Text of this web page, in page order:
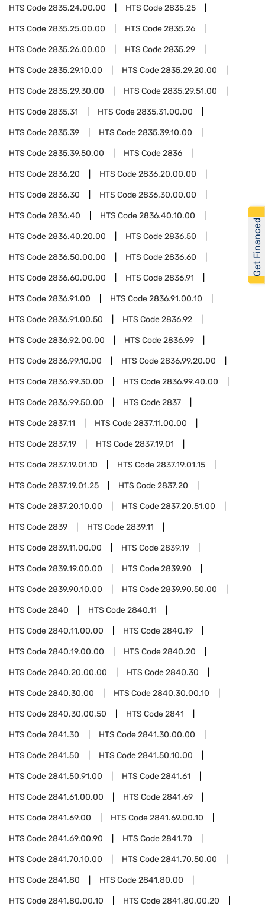
HTS Code2835.24.00.00 HTS Code2835.25
HTS Code2835.25.00.00 HTS Code2835.26
HTS Code2835.26.00.00 HTS Code2835.29
HTS Code2835.29.10.00 HTS Code2835.29.20.00
HTS Code2835.29.30.00 HTS Code2835.29.51.00
HTS Code2835.31 HTS Code2835.31.00.00
HTS Code2835.39 HTS Code2835.39.10.00
HTS Code2835.39.50.00 HTS Code2836
HTS Code2836.20 HTS Code2836.20.00.00
HTS Code2836.30 HTS Code2836.30.00.00
HTS Code2836.40 HTS Code2836.40.10.00
HTS Code2836.40.20.00 HTS Code2836.50
HTS Code2836.50.00.00 HTS Code2836.60
HTS Code2836.60.00.00 HTS Code2836.91
HTS Code2836.91.00 HTS Code2836.91.00.10
HTS Code2836.91.00.50 HTS Code2836.92
HTS Code2836.92.00.00 HTS Code2836.99
HTS Code2836.99.10.00 HTS Code2836.99.20.00
HTS Code2836.99.30.00 HTS Code2836.99.40.00
HTS Code2836.99.50.00 HTS Code2837
HTS Code2837.11 HTS Code2837.11.00.00
HTS Code2837.19 HTS Code2837.19.01
HTS Code2837.19.01.10 HTS Code2837.19.01.15
HTS Code2837.19.01.25 HTS Code2837.20
HTS Code2837.20.10.00 HTS Code2837.20.51.00
HTS Code2839 HTS Code2839.11
HTS Code2839.11.00.00 HTS Code2839.19
HTS Code2839.19.00.00 HTS Code2839.90
HTS Code2839.90.10.00 HTS Code2839.90.50.00
HTS Code2840 HTS Code2840.11
HTS Code2840.11.00.00 HTS Code2840.19
HTS Code2840.19.00.00 HTS Code2840.20
HTS Code2840.20.00.00 HTS Code2840.30
HTS Code2840.30.00 HTS Code2840.30.00.10
HTS Code2840.30.00.50 HTS Code2841
HTS Code2841.30 HTS Code2841.30.00.00
HTS Code2841.50 HTS Code2841.50.10.00
HTS Code2841.50.91.00 HTS Code2841.61
HTS Code2841.61.00.00 HTS Code2841.69
HTS Code2841.69.00 HTS Code2841.69.00.10
HTS Code2841.69.00.90 HTS Code2841.70
HTS Code2841.70.10.00 HTS Code2841.70.50.00
HTS Code2841.80 HTS Code2841.80.00
HTS Code2841.80.00.10 HTS Code2841.80.00.20
Get Financed